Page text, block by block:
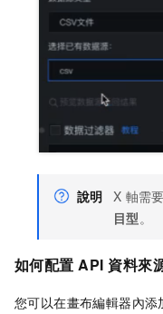
說明 X 軸需
目型 。
如何配置 API 資料來
您可以在畫布編輯器內添